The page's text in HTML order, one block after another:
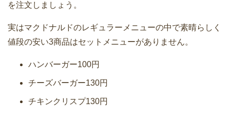
を注文しましょう。
実はマクドナルドのレギュラーメニューの中で素晴らしく
値段の安い3商品はセットメニューがありません。
ハンバーガー100円
チーズバーガー130円
チキンクリスプ130円